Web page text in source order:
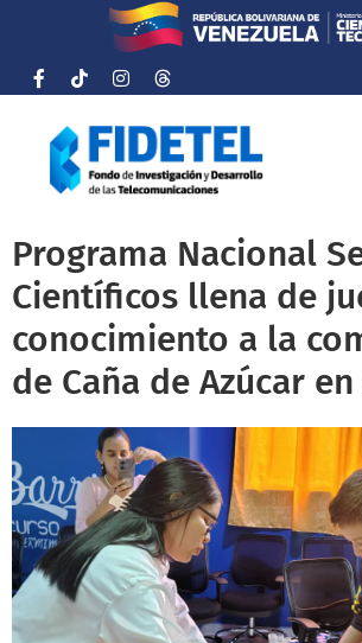
Programa Nacional
Científicos llena de
conocimiento a la
de Caña de Azúcar